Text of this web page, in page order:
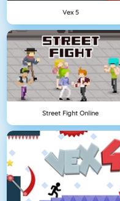
Vex 5
Street Fight Online